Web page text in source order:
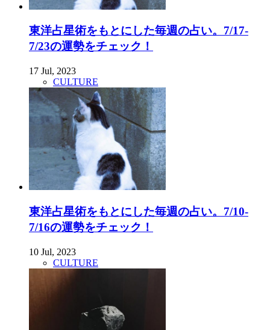
東洋占星術をもとにした毎週の占い。7/17-
7/23の運勢をチェック！
17 Jul, 2023
CULTURE
東洋占星術をもとにした毎週の占い。7/10-
7/16の運勢をチェック！
10 Jul, 2023
CULTURE